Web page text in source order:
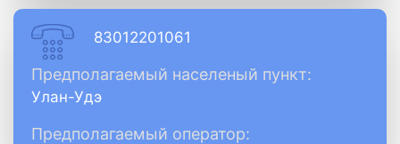
83012201061
Предполагаемый населеный пункт:
Улан-Удэ
Предполагаемый оператор: